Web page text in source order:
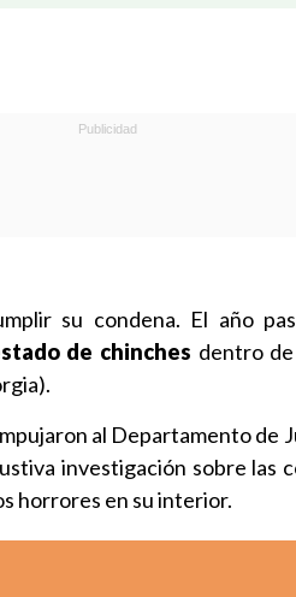
su condena. El año
de chinches dentro
al Departamento de
investigación sobre las
horrores en su interior.